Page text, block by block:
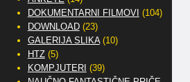
DOKUMENTARNI FILMOVI (104)
DOWNLOAD(23)
GALERIJA SLIKA(10)
HTZ(5)
KOMPJUTERI (39)